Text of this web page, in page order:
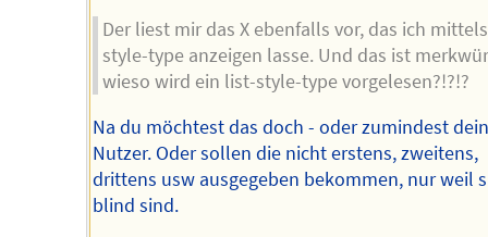
Der liest mir das X ebenfalls vor, das ich
style-type anzeigen lasse. Und das ist
wieso wird ein list-style-type vorgelesen?!?!?
Na du möchtest das doch - oder zumindest
Nutzer. Oder sollen die nicht erstens, zweitens,
drittens usw ausgegeben bekommen, nur weil
blind sind.